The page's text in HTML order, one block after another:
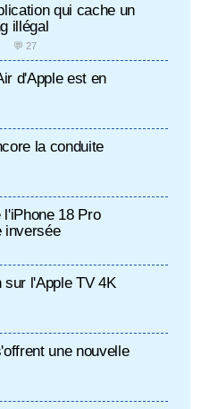
qui cache un
illégal
💬 27
d'Apple est en
la conduite
18 Pro
inversée
sur l'Apple TV 4K
une nouvelle